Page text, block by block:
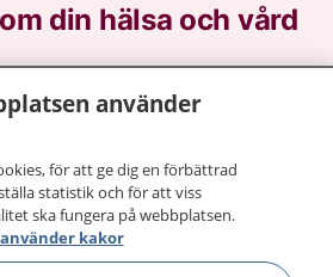
din hälsa och vård
om hälsa och information om
mottagningar du kan kontakta.
journal och göra dina
1177 för
dygnet runt.
du vill må bättre.
använder
för att ge dig en förbättrad
statistik och för att viss
ska fungera på webbplatsen.
kakor